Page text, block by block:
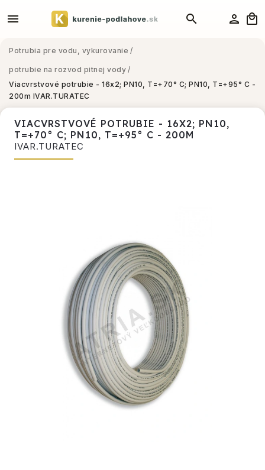
Potrubia pre vodu, vykurovanie /
potrubie na rozvod pitnej vody /
Viacvrstvové potrubie - 16x2; PN10, T=+70° C; PN10, T=+95° C -
200m IVAR.TURATEC
VIACVRSTVOVÉ POTRUBIE - 16X2; PN10,
T=+70° C; PN10, T=+95° C - 200M
IVAR.TURATEC